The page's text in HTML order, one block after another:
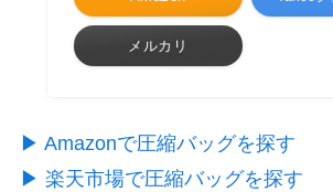
メルカリ
▶︎ Amazonで圧縮バッグを探す
▶︎ 楽天市場で圧縮バッグを探す